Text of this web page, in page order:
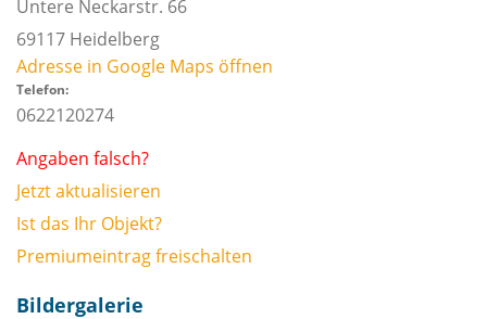
Untere Neckarstr. 66
69117 Heidelberg
Adresse in Google Maps öffnen
Telefon:
0622120274
Angaben falsch?
Jetzt aktualisieren
Ist das Ihr Objekt?
Premiumeintrag freischalten
Bildergalerie